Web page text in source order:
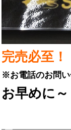
完売必至！
※お電話のお問
お早めに